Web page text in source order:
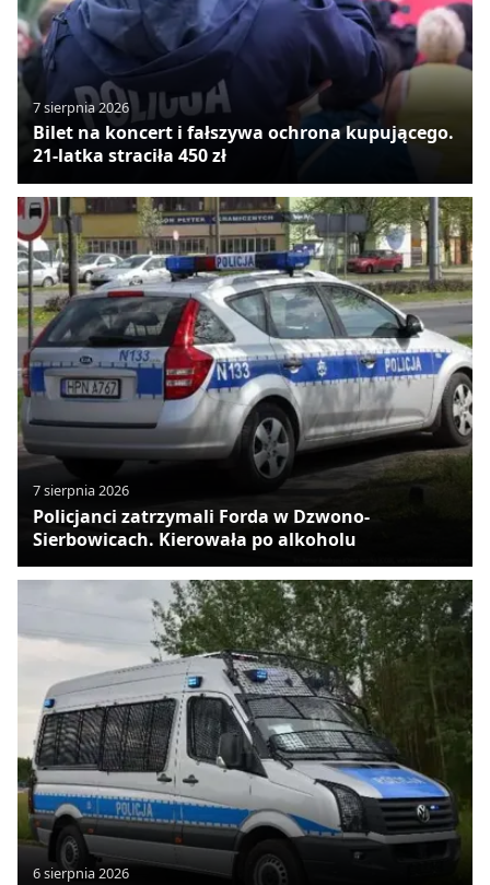
7 sierpnia 2026
Bilet na koncert i fałszywa ochrona kupującego.
21-latka straciła 450 zł
7 sierpnia 2026
Policjanci zatrzymali Forda w Dzwono-
Sierbowicach. Kierowała po alkoholu
6 sierpnia 2026